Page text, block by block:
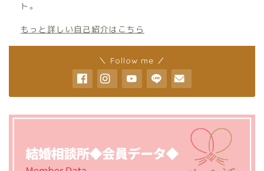
ト。
もっと詳しい自己紹介はこちら
＼ Follow me ／